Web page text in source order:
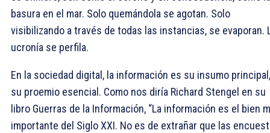
basura en el mar. Solo quemándola se agotan. Solo
visibilizando a través de todas las instancias, se evaporan.
ucronía se perfila.
En la sociedad digital, la información es su insumo principal,
su proemio esencial. Como nos diría Richard Stengel en su
libro Guerras de la Información, “La información es el bien
importante del Siglo XXI. No es de extrañar que las